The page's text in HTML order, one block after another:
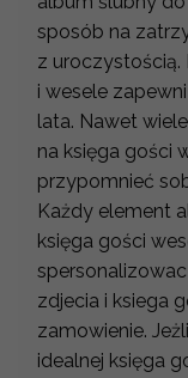
sposób na
z uroczystością.
i wesele
lata. Nawet
na księga gości
przypomnieć
Każdy element
księga gości
zdjecia i ksiega
zamowienie.
idealnej księga